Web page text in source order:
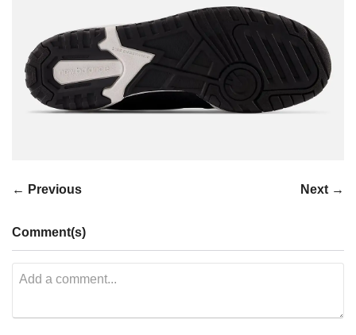
← Previous Next →
Comment(s)